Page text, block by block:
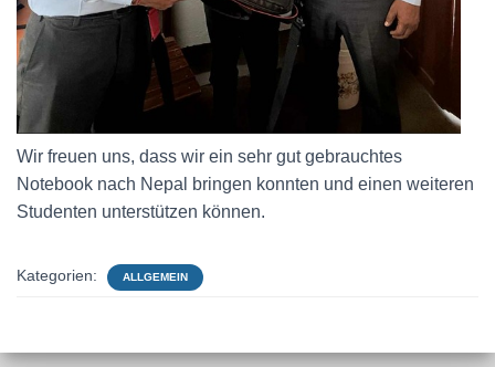
Wir freuen uns, dass wir ein sehr gut gebrauchtes
Notebook nach Nepal bringen konnten und einen weiteren
Studenten unterstützen können.
Kategorien: ALLGEMEIN